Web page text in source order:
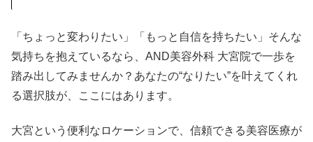
「ちょっと変わりたい」「もっと自信を持ちたい」そんな
気持ちを抱えているなら、AND美容外科 大宮院で一歩を
踏み出してみませんか？あなたの“なりたい”を叶えてくれ
る選択肢が、ここにはあります。
大宮という便利なロケーションで、信頼できる美容医療が